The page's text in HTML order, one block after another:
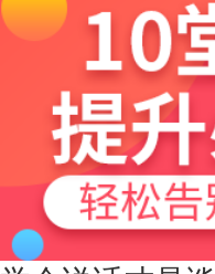
微信用户
案
浙江-温州
微信用户
江苏-无锡
微信用户
安徽-合肥
微信用户